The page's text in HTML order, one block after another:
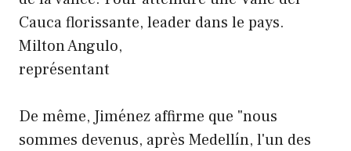
Cauca florissante, leader dans le pays.
Milton Angulo,
représentant
De même, Jiménez affirme que "nous
sommes devenus, après Medellín, l'un des